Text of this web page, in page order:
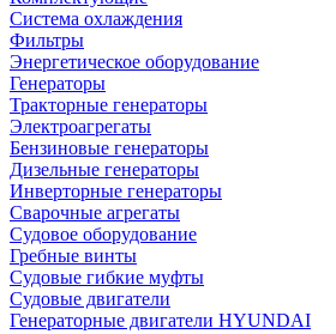
Система охлаждения
Фильтры
Энергетическое оборудование
Генераторы
Тракторные генераторы
Электроагрегаты
Бензиновые генераторы
Дизельные генераторы
Инверторные генераторы
Сварочные агрегаты
Судовое оборудование
Гребные винты
Судовые гибкие муфты
Судовые двигатели
Генераторные двигатели HYUNDAI